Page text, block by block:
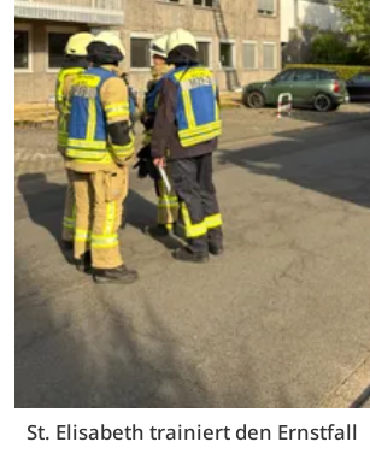
St. Elisabeth trainiert den Ernstfall